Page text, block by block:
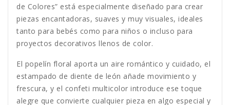
de Colores” está especialmente diseñado para crear
piezas encantadoras, suaves y muy visuales, ideales
tanto para bebés como para niños o incluso para
proyectos decorativos llenos de color.
El popelín floral aporta un aire romántico y cuidado, el
estampado de diente de león añade movimiento y
frescura, y el confeti multicolor introduce ese toque
alegre que convierte cualquier pieza en algo especial y